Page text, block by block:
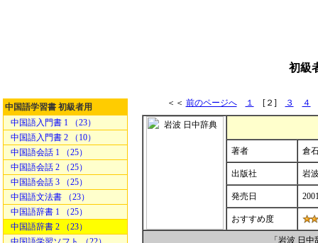
初級
中国語学習書 初級者用
中国語入門書 1 （23）
中国語入門書 2 （10）
中国語会話 1 （25）
中国語会話 2 （25）
中国語会話 3 （25）
中国語文法書 （23）
中国語辞書 1 （25）
中国語辞書 2 （23）
＜＜ 前のページへ １ [２] ３ ４
著者 倉
出版社 岩
発売日
おすすめ度
「岩波 日